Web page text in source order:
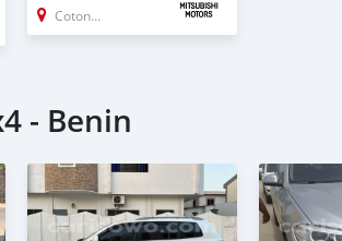
Cotonou
- Benin